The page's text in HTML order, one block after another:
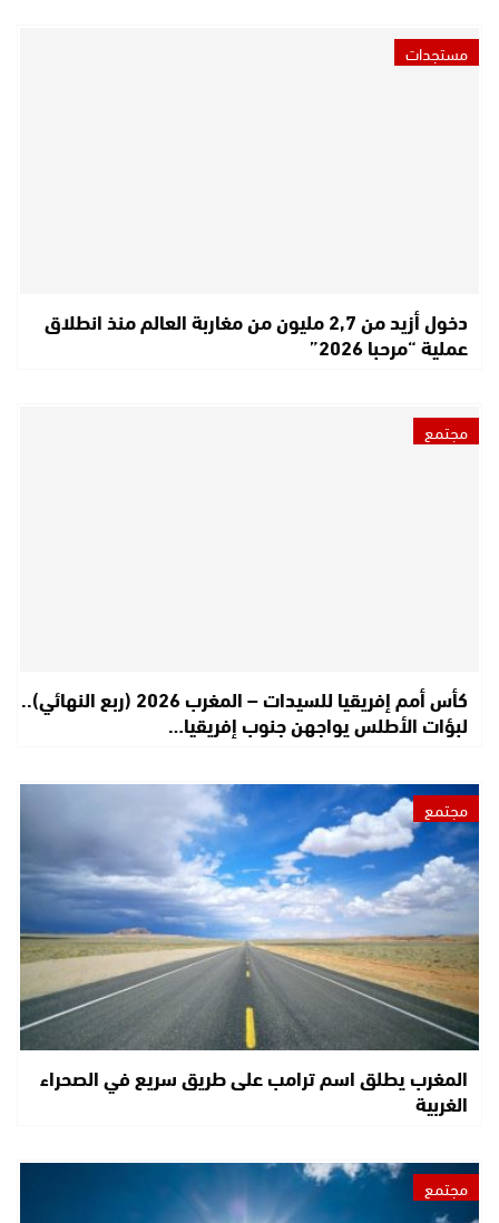
مستجدات
دخول أزيد من 2,7 مليون من مغاربة العالم منذ انطلاق
عملية “مرحبا 2026”
مجتمع
كأس أمم إفريقيا للسيدات – المغرب 2026 (ربع النهائي)..
لبؤات الأطلس يواجهن جنوب إفريقيا…
مجتمع
المغرب يطلق اسم ترامب على طريق سريع في الصحراء
الغربية
مجتمع